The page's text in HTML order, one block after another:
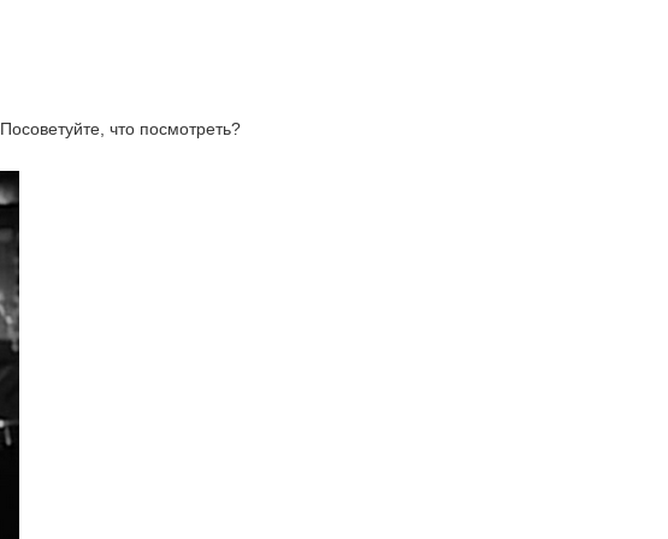
Посоветуйте, что посмотреть?